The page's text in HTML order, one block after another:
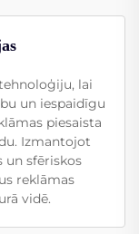
lai
un iespaidīgu
piesaista
Izmantojot
un sfēriskos
reklāmas
vidē.